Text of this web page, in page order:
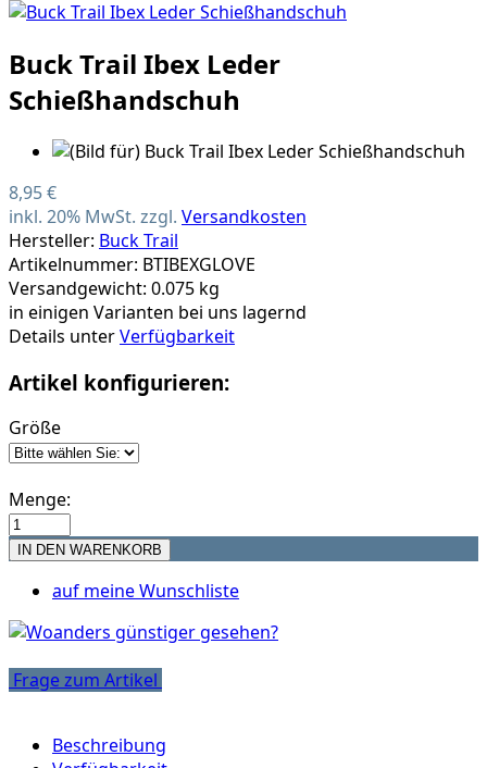
Buck Trail Ibex Leder
Schießhandschuh
8,95 €
inkl. 20% MwSt. zzgl. Versandkosten
Hersteller: Buck Trail
Artikelnummer: BTIBEXGLOVE
Versandgewicht: 0.075 kg
in einigen Varianten bei uns lagernd
Details unterVerfügbarkeit
Artikel konfigurieren:
Größe
Menge:
auf meine Wunschliste
Frage zum Artikel
Beschreibung